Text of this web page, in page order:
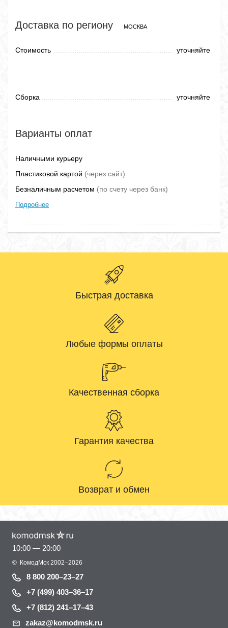
Доставка по региону МОСКВА
Стоимость уточняйте
Сборка уточняйте
Варианты оплат
Наличными курьеру
Пластиковой картой (через сайт)
Безналичным расчетом (по счету через банк)
Подробнее
Быстрая доставка
Любые формы оплаты
Качественная сборка
Гарантия качества
Возврат и обмен
10:00 — 20:00
© КомодМск 2002–2026
8 800 200–23–27
+7 (499) 403–36–17
+7 (812) 241–17–43
zakaz@komodmsk.ru